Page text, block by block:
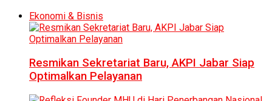
Ekonomi & Bisnis
Resmikan Sekretariat Baru, AKPI Jabar Siap
Optimalkan Pelayanan